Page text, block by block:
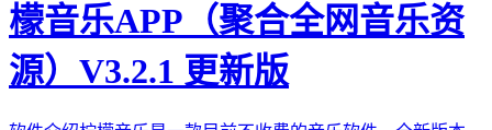
檬音乐APP（聚合全网音乐资
源）V3.2.1 更新版